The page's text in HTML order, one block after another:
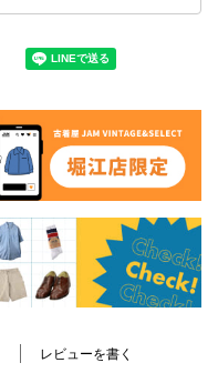
レビューを書く